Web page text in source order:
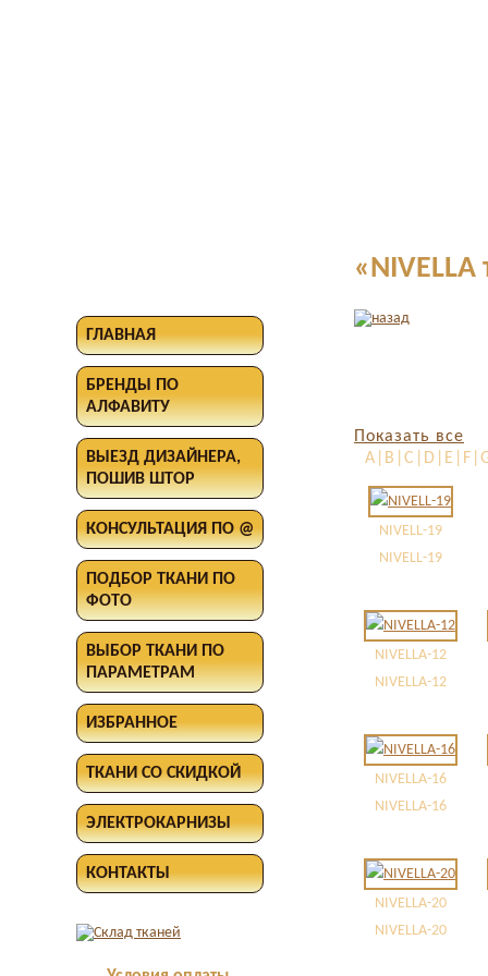
ГЛАВНАЯ
БРЕНДЫ ПО
АЛФАВИТУ
ВЫЕЗД ДИЗАЙНЕРА,
ПОШИВ ШТОР
КОНСУЛЬТАЦИЯ ПО @
ПОДБОР ТКАНИ ПО
ФОТО
ВЫБОР ТКАНИ ПО
ПАРАМЕТРАМ
ИЗБРАННОЕ
ТКАНИ СО СКИДКОЙ
ЭЛЕКТРОКАРНИЗЫ
КОНТАКТЫ
«NIVELLA
Показать все
NIVELL-19
NIVELL-19
NIVELLA-12
NIVELLA-12
NIVELLA-16
NIVELLA-16
NIVELLA-20
NIVELLA-20